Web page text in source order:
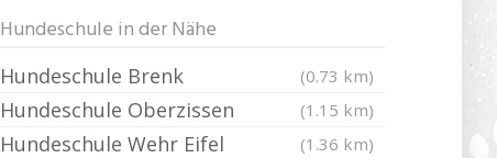
Hundeschule in der Nähe
Hundeschule Brenk (0.73 km)
Hundeschule Oberzissen (1.15 km)
Hundeschule Wehr Eifel (1.36 km)